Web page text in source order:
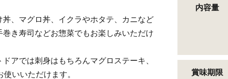
、マグロ丼、イクラやホタテ、カニなど
き寿司などお惣菜でもお楽しみいただけ
アでは刺身はもちろんマグロステーキ、
いいただけます。
内容量
賞味期限